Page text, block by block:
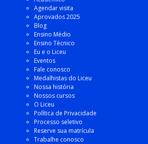
Agendar visita
Aprovados 2025
Blog
Ensino Médio
Ensino Técnico
Eu e o Liceu
Eventos
Fale conosco
Medalhistas do Liceu
Nossa história
Nossos cursos
O Liceu
Política de Privacidade
Processo seletivo
Reserve sua matrícula
Trabalhe conosco